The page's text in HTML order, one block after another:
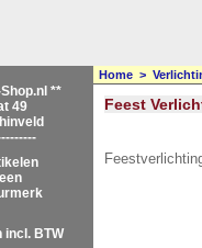
**
49
incl. BTW
Home >
Feest